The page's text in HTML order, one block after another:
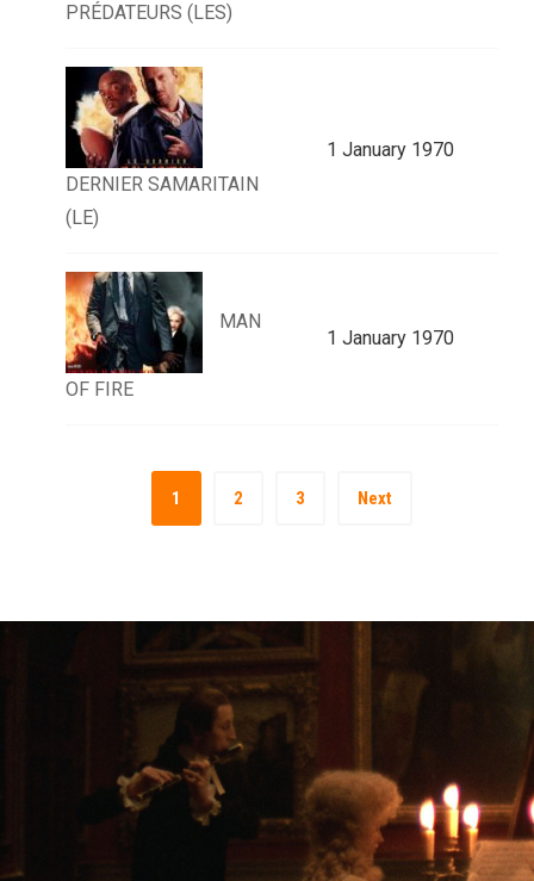
PRÉDATEURS (LES)
DERNIER SAMARITAIN
(LE)
1 January 1970
MAN
OF FIRE
1 January 1970
1 2 3 Next